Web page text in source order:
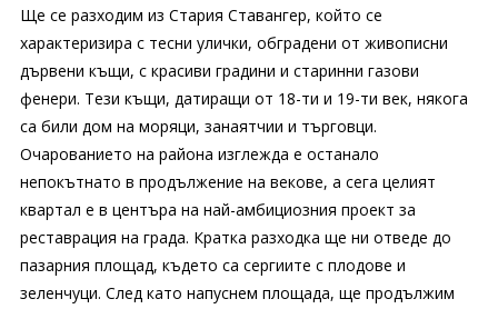
Ще се разходим из Стария Ставангер, който се
характеризира с тесни улички, обградени от живописни
дървени къщи, с красиви градини и старинни газови
фенери. Тези къщи, датиращи от 18-ти и 19-ти век, някога
са били дом на моряци, занаятчии и търговци.
Очарованието на района изглежда е останало
непокътнато в продължение на векове, а сега целият
квартал е в центъра на най-амбициозния проект за
реставрация на града. Кратка разходка ще ни отведе до
пазарния площад, където са сергиите с плодове и
зеленчуци. След като напуснем площада, ще продължим